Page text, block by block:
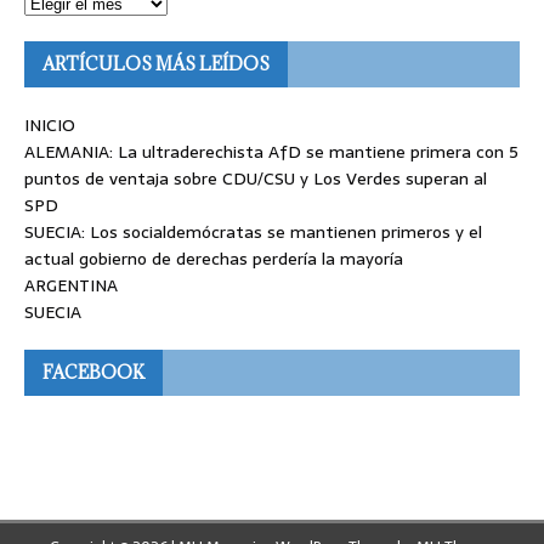
ARTÍCULOS MÁS LEÍDOS
INICIO
ALEMANIA: La ultraderechista AfD se mantiene primera con 5
puntos de ventaja sobre CDU/CSU y Los Verdes superan al
SPD
SUECIA: Los socialdemócratas se mantienen primeros y el
actual gobierno de derechas perdería la mayoría
ARGENTINA
SUECIA
FACEBOOK